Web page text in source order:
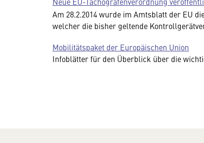
Am 28.2.2014 wurde im Amtsblatt der EU
welcher die bisher geltende
Mobilitätspaket der Europäischen Union
Infoblätter für den Überblick über die